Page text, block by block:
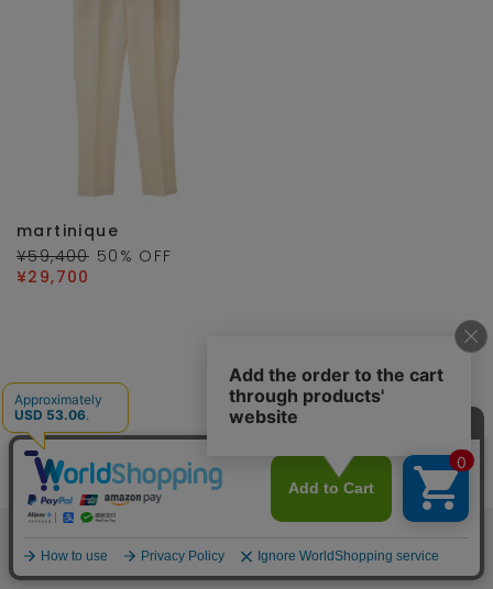
martinique
¥59,400 50 % OFF
¥29,700
NEWSLETTER メルマガ登録